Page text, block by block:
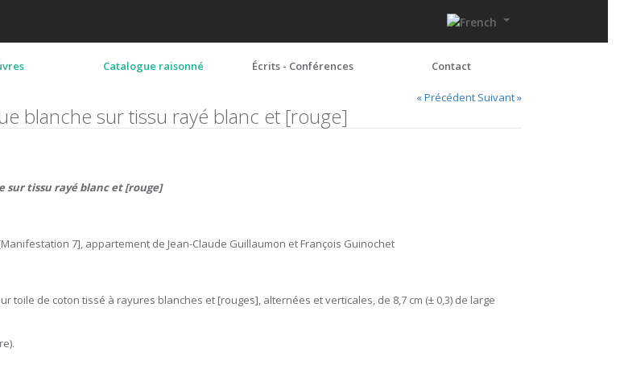
Catalogue raisonné Écrits - Conférences Contact
« Précédent Suivant »
blanche sur tissu rayé blanc et [rouge]
sur tissu rayé blanc et [rouge]
7], appartement de Jean-Claude Guillaumon et François Guinochet
toile de coton tissé à rayures blanches et [rouges], alternées et verticales, de 8,7 cm (± 0,3) de large